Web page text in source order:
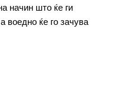
начин што ќе ги
воедно ќе го зачува